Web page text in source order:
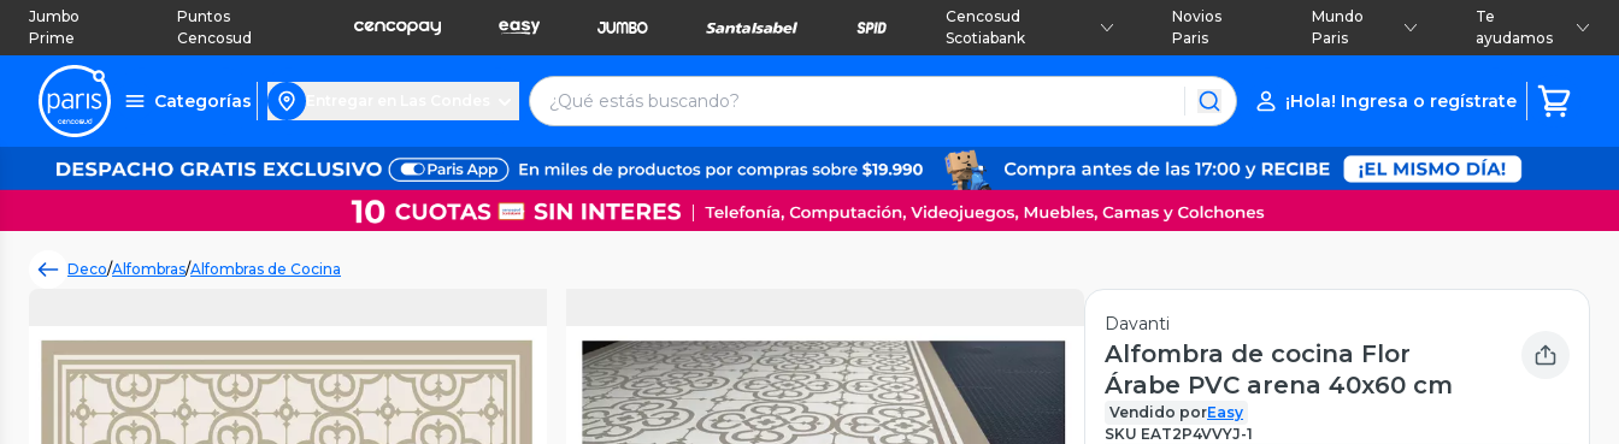
Jumbo
Prime
Puntos
Cencosud
Cencosud
Scotiabank
Novios
Paris
Mundo
Paris
Te
ayudamos
Categorías ¡Hola! Ingresa o regístrate
Deco/Alfombras/Alfombras de Cocina
Davanti
Alfombra de cocina Flor
Árabe PVC arena 40x60 cm
Vendido porEasy
SKU EAT2P4VVYJ-1